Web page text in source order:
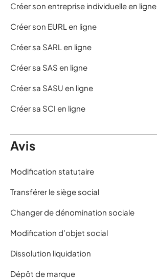
Créer son entreprise individuelle en ligne
Créer son EURL en ligne
Créer sa SARL en ligne
Créer sa SAS en ligne
Créer sa SASU en ligne
Créer sa SCI en ligne
Avis
Modification statutaire
Transférer le siège social
Changer de dénomination sociale
Modification d’objet social
Dissolution liquidation
Dépôt de marque